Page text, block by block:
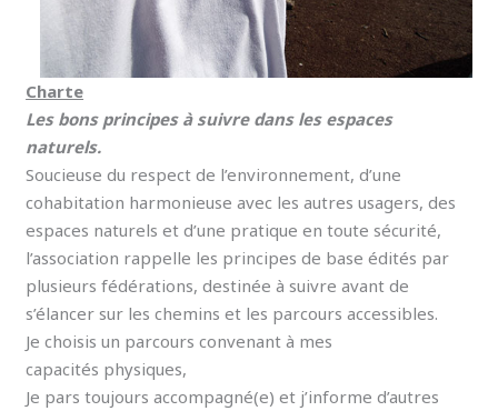
Charte
Les bons principes à suivre dans les espaces
naturels.
Soucieuse du respect de l’environnement, d’une
cohabitation harmonieuse avec les autres usagers, des
espaces naturels et d’une pratique en toute sécurité,
l’association rappelle les principes de base édités par
plusieurs fédérations, destinée à suivre avant de
s’élancer sur les chemins et les parcours accessibles.
Je choisis un parcours convenant à mes
capacités physiques,
Je pars toujours accompagné(e) et j’informe d’autres